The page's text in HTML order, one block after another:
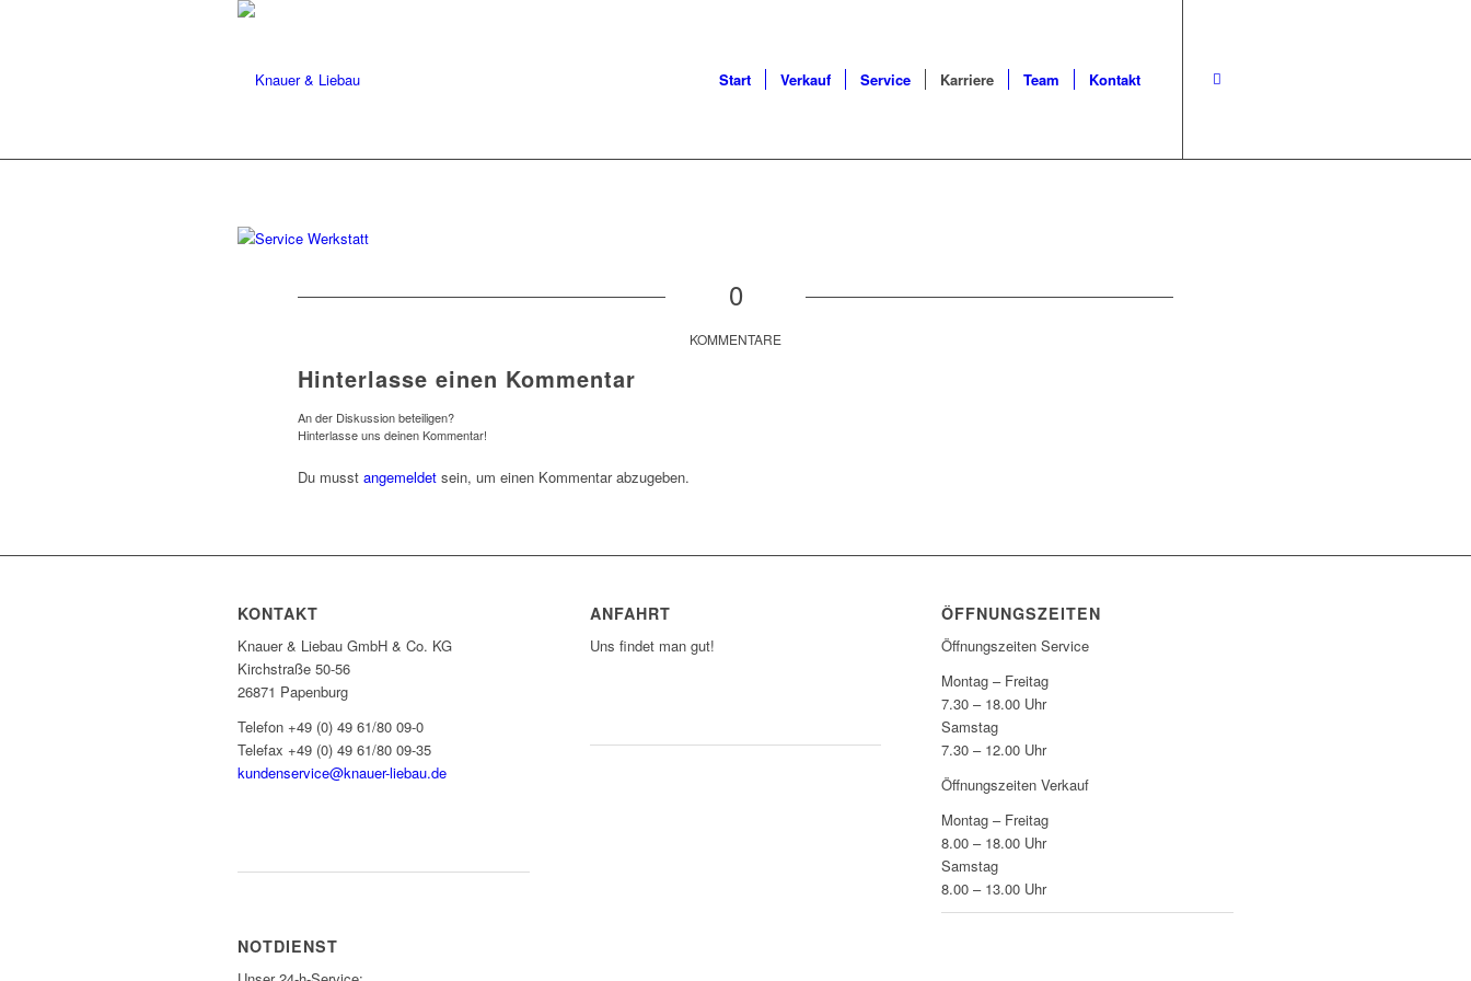
Start Verkauf Service Karriere Team Kontakt
0
KOMMENTARE
Hinterlasse einen Kommentar
An der Diskussion beteiligen?
Hinterlasse uns deinen Kommentar!
Du musst angemeldet sein, um einen Kommentar abzugeben.
KONTAKT
Knauer & Liebau GmbH & Co. KG
Kirchstraße 50-56
26871 Papenburg
Telefon +49 (0) 49 61/80 09-0
Telefax +49 (0) 49 61/80 09-35
kundenservice@knauer-liebau.de
NOTDIENST
ANFAHRT
Uns findet man gut!
ÖFFNUNGSZEITEN
Öffnungszeiten Service
Montag – Freitag
7.30 – 18.00 Uhr
Samstag
7.30 – 12.00 Uhr
Öffnungszeiten Verkauf
Montag – Freitag
8.00 – 18.00 Uhr
Samstag
8.00 – 13.00 Uhr